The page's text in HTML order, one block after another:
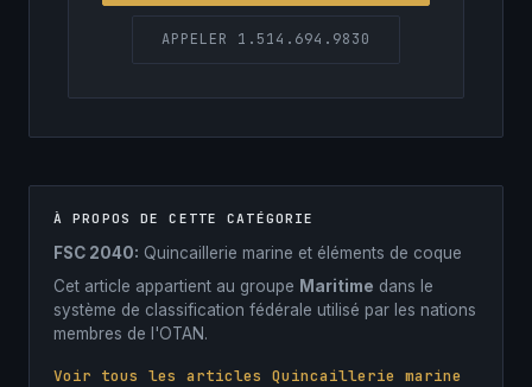
APPELER 1.514.694.9830
À PROPOS DE CETTE CATÉGORIE
FSC 2040: Quincaillerie marine et éléments de coque
Cet article appartient au groupe Maritime dans le
système de classification fédérale utilisé par les nations
membres de l'OTAN.
Voir tous les articles Quincaillerie marine